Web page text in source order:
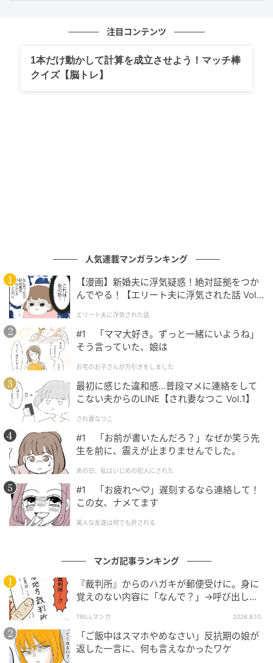
注目コンテンツ
1本だけ動かして計算を成立させよう！マッチ棒
クイズ【脳トレ】
人気連載マンガランキング
【漫画】新婚夫に浮気疑惑！絶対証拠をつか
んでやる！【エリート夫に浮気された話 Vol.
エリート夫に浮気された話
#1 「ママ大好き。ずっと一緒にいようね」
そう言っていた、娘は
お宅のお子さんが万引きをしました
最初に感じた違和感…普段マメに連絡をして
こない夫からのLINE【され妻なつこ Vol.1】
され妻なつこ
#1 「お前が書いたんだろ？」なぜか笑う先
生を前に、震えが止まりませんでした。
あの日、私はいじめの犯人にされた
#1 「お疲れ〜♡」遅刻するなら連絡して！
この女、ナメてます
美人な友達は何でも許される
マンガ記事ランキング
『裁判所』からのハガキが郵便受けに。身に
覚えのない内容に「なんで？」→呼び出しに
TRILLマンガ 2026.8.10
「ご飯中はスマホやめなさい」反抗期の娘が
返した一言に、何も言えなかったワケ